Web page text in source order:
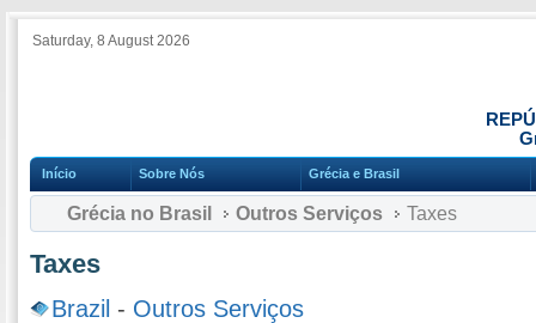
Saturday, 8 August 2026
Início Sobre Nós Grécia e Brasil
Grécia no Brasil Outros Serviços Taxes
Taxes
Brazil - Outros Serviços